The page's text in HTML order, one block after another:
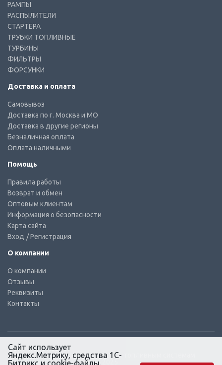
РАМПЫ
РАСПЫЛИТЕЛИ
СТАРТЕРА
ТРУБКИ ТОПЛИВНЫЕ
ТУРБИНЫ
ФИЛЬТРЫ
ФОРСУНКИ
Доставка и оплата
Самовывоз
Доставка по г. Москва и МО
Доставка в другие регионы
Безналичная оплата
Оплата наличными
Помощь
Правила работы
Возврат и обмен
Оптовым клиентам
Информация о безопасности
Карта сайта
Вход / Регистрация
О компании
О компании
Отзывы
Реквизиты
Контакты
© КТС-Дизель – Комплектующие к топливным системам
Все права защищены, 2003 – 2025
Сайт использует
Яндекс.Метрику, средства 1С-
Битрикс и cookie-файлы.